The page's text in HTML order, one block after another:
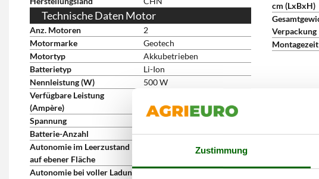
Zustimmung
Technische Daten Motor
Anz. Motoren
2
Motormarke
Geotech
Motortyp
Akkubetrieben
Batterietyp
Li-Ion
Nennleistung (W)
500 W
Verfügbare Leistung
(Ampère)
Spannung
Batterie-Anzahl
1
Autonomie im Leerzustand
auf ebener Fläche
Autonomie bei voller Ladung
1 Stunden
cm (LxBxH)
Verpackung
Montagezeit